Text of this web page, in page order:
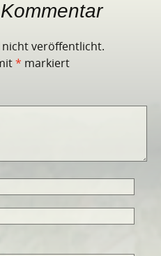
nicht veröffentlicht.
* markiert